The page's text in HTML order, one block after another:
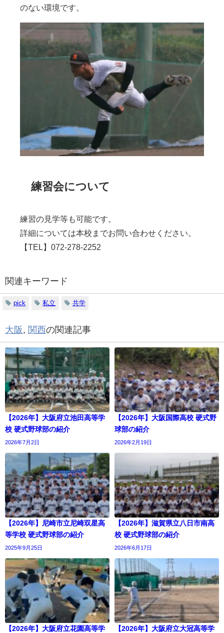
のない環境です。
練習会について
練習の見学等も可能です。
詳細については本校までお問い合わせください。
【TEL】072-278-2252
関連キーワード
pick 私立 共学
大阪 関西の関連記事
【2026年】大阪府立池田高等学
校 硬式野球部の紹介
2026年7月2日
【2026年】大阪国際高校 硬式野
球部の紹介
2026年2月19日
【2026年】尼崎市立尼崎双星高
等学校 硬式野球部の紹介
2025年9月25日
【2026年】滋賀県立八日市南高
校 硬式野球部の紹介
2026年6月17日
【2026年】大阪府立花園高等学
【2026年】大阪府立大冠高等学